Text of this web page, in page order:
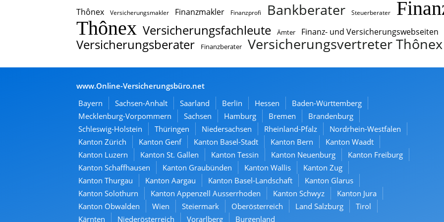
Thônex
Versicherungsmakler Finanzmakler Finanzprofi Bankberater Steuerberater
Thônex Versicherungsfachleute Ämter Finanz- und Versicherungswebseiten
Versicherungsberater Finanzberater Versicherungsvertreter Thônex
www.Online-Versicherungsbüro.net
Bayern
Sachsen-Anhalt Saarland Berlin Hessen
Baden-Württemberg
Mecklenburg-Vorpommern
Sachsen Hamburg Bremen
Brandenburg
Schleswig-Holstein
Thüringen Niedersachsen Rheinland-Pfalz
Nordrhein-Westfalen
Kanton Zürich
Kanton Genf Kanton Basel-Stadt Kanton Bern
Kanton Waadt
Kanton Luzern
Kanton St. Gallen Kanton Tessin Kanton Neuenburg
Kanton Freiburg
Kanton Schaffhausen
Kanton Graubünden Kanton Wallis
Kanton Zug
Kanton Thurgau
Kanton Aargau Kanton Basel-Landschaft
Kanton Glarus
Kanton Solothurn
Kanton Appenzell Ausserrhoden Kanton Schwyz
Kanton Jura
Kanton Obwalden
Wien Steiermark Oberösterreich Land Salzburg
Tirol
Kärnten
Niederösterreich Vorarlberg Burgenland